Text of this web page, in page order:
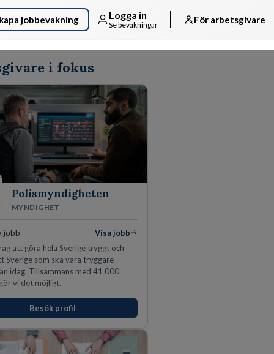
jobbevakning Logga in
Se bevakningar För arbetsgivare
i fokus
Polismyndigheten
MYNDIGHET
jobb
Visa jobb
att göra hela Sverige tryggt och
Sverige som ska vara tryggare
idag. Tillsammans med 41 000
vi det möjligt.
Besök profil